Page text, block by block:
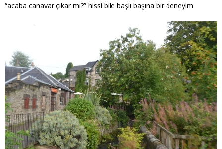
“acaba canavar çıkar mı?” hissi bile başlı başına bir deneyim.